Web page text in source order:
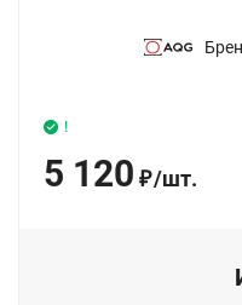
!
5 120 ₽/шт.